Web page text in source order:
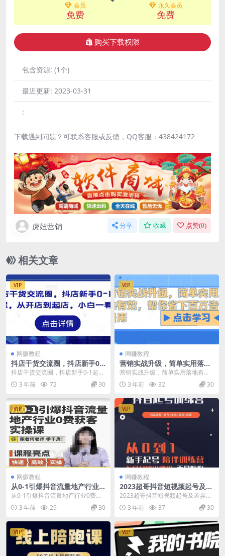
会员
免费
永久会员
免费
购买下载权限
包含资源: (1个)
最近更新: 2023-03-31
:
下载遇到问题？可联系客服或反馈，QQ客服：438424172
虎妞营销 分享 收藏 点赞(0)
相关文章
VIP
网赚教程
抖店干货交流圈，抖店新手0-
1起店课程，从开店到起店，
抖店干货交流圈，抖店新手0-1起店
课程，从开店到起店，小白一看就
懂 课程目录： ...
3 年前 72 30
VIP
网赚教程
营销实战升级，简单实用落地
有效，帮你省下百万咨询费用
营销实战升级，简单实用落地有
效，帮你省下百万咨询费用 课程目
录： 03 课程大纲...
3 年前 32 30
VIP
网赚教程
从0-1引爆抖音流量地产行业0
费获客实操课，跟着地产人何
老师，快速高效实操学干货
从0-1引爆抖音流量地产行业0费获
客实操课，跟着地产人何老师，快
速高效实操学干货...
3 年前 29 30
VIP
网赚教程
2023超哥抖音短视频起号及差
异化定位课，从0到1做会抖音
（定位+内容+投流+运营）
2023超哥抖音短视频起号及差异化
定位课，从0到1做会抖音（定位
+内容+投流+运...
3 年前 37 30
VIP VIP